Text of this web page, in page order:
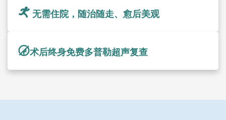
无需住院，随治随走、愈后美观
术后终身免费多普勒超声复查